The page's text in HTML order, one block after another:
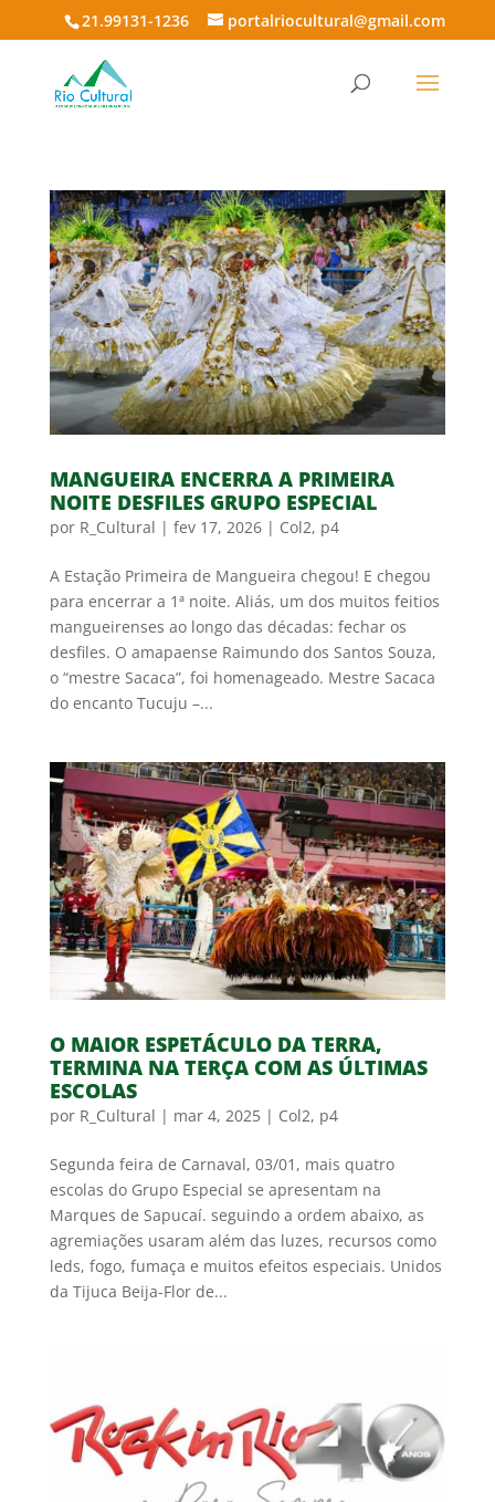
21.99131-1236 portalriocultural@gmail.com
MANGUEIRA ENCERRA A PRIMEIRA
NOITE DESFILES GRUPO ESPECIAL
por R_Cultural | fev 17, 2026| Col2, p4
A Estação Primeira de Mangueira chegou! E chegou
para encerrar a 1ª noite. Aliás, um dos muitos feitios
mangueirenses ao longo das décadas: fechar os
desfiles. O amapaense Raimundo dos Santos Souza,
o “mestre Sacaca”, foi homenageado. Mestre Sacaca
do encanto Tucuju –...
O MAIOR ESPETÁCULO DA TERRA,
TERMINA NA TERÇA COM AS ÚLTIMAS
ESCOLAS
por R_Cultural | mar 4, 2025| Col2, p4
Segunda feira de Carnaval, 03/01, mais quatro
escolas do Grupo Especial se apresentam na
Marques de Sapucaí. seguindo a ordem abaixo, as
agremiações usaram além das luzes, recursos como
leds, fogo, fumaça e muitos efeitos especiais. Unidos
da Tijuca Beija-Flor de...